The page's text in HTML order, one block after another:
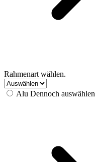
Rahmenart wählen.
Alu Dennoch auswählen